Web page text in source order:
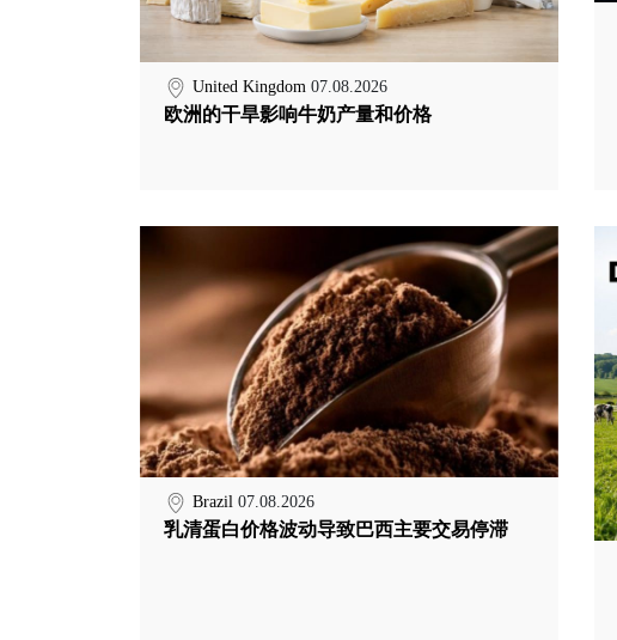
United Kingdom 07.08.2026
欧洲的干旱影响牛奶产量和价格
Brazil 07.08.2026
乳清蛋白价格波动导致巴西主要交易停滞